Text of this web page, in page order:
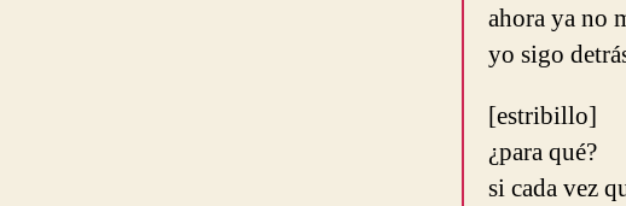
ahora ya no
yo sigo
[estribillo]
¿para qué?
si cada vez